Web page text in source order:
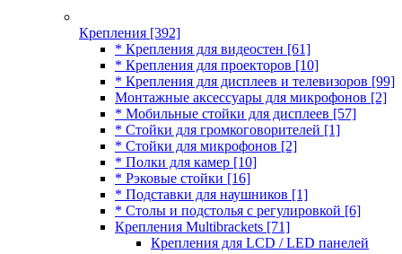
Крепления [392]
* Крепления для видеостен [61]
* Крепления для проекторов [10]
* Крепления для дисплеев и телевизоров [99]
Монтажные аксессуары для микрофонов [2]
* Мобильные стойки для дисплеев [57]
* Стойки для громкоговорителей [1]
* Стойки для микрофонов [2]
* Полки для камер [10]
* Рэковые стойки [16]
* Подставки для наушников [1]
* Столы и подстолья с регулировкой [6]
Крепления Multibrackets [71]
Крепления для LCD / LED панелей